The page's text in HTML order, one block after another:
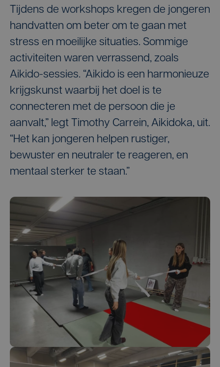
Tijdens de workshops kregen de jongeren
handvatten om beter om te gaan met
stress en moeilijke situaties. Sommige
activiteiten waren verrassend, zoals
Aikido-sessies. “Aikido is een harmonieuze
krijgskunst waarbij het doel is te
connecteren met de persoon die je
aanvalt,” legt Timothy Carrein, Aikidoka, uit.
“Het kan jongeren helpen rustiger,
bewuster en neutraler te reageren, en
mentaal sterker te staan.”